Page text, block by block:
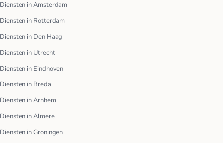
Diensten in Amsterdam
Diensten in Rotterdam
Diensten in Den Haag
Diensten in Utrecht
Diensten in Eindhoven
Diensten in Breda
Diensten in Arnhem
Diensten in Almere
Diensten in Groningen